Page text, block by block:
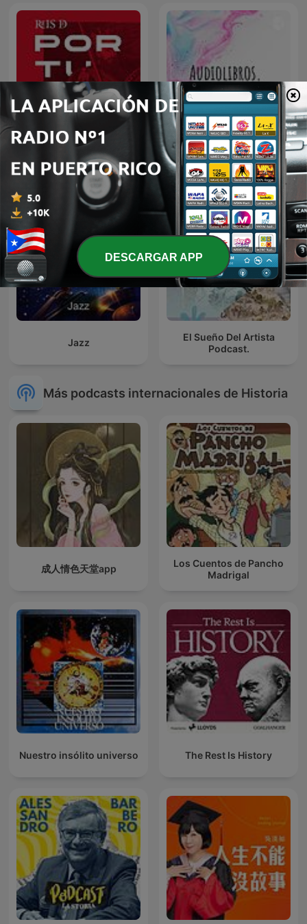
Reis de Portugal Audiolibros.
Jazz
El Sueño Del Artista
Podcast.
Más podcasts internacionales de Historia
成人情色天堂app
Los Cuentos de Pancho
Madrigal
Nuestro insólito universo The Rest Is History
DESCARGAR APP